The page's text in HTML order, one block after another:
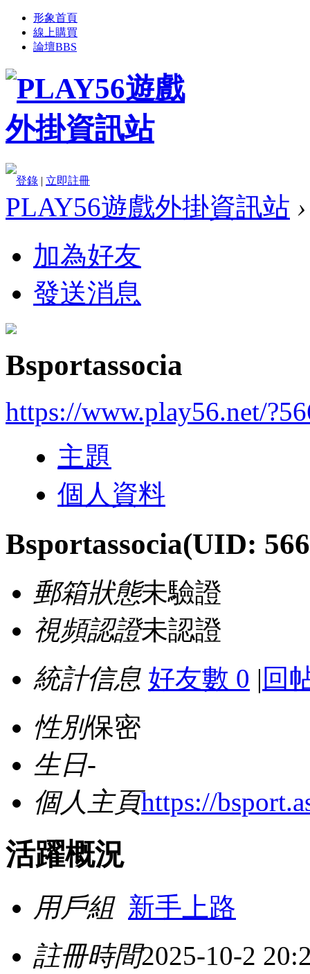
形象首頁
線上購買
論壇BBS
登錄 | 立即註冊
PLAY56遊戲外掛資訊站 ›
加為好友
發送消息
Bsportassocia
https://www.play56.net/
主題
個人資料
Bsportassocia(UID:
郵箱狀態未驗證
視頻認證未認證
統計信息 好友數 0 | 回
性別保密
生日-
個人主頁https://
活躍概況
用戶組 新手上路
註冊時間2025-10-2